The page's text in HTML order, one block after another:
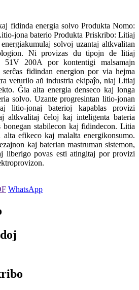
fidinda energia solvo Produkta Nomo:
jona baterio Produkta Priskribo: Litiaj
solvoj uzantaj altkvalitan
Ni provizas du tipojn de litiaj
200A por kontentigi malsamajn
fidindan energion por via hejma
veturilo aŭ industria ekipaĵo, niaj Litiaj
Ĝia alta energia denseco kaj longa
solvo. Uzante progresintan litio-jonan
litio-jonaj baterioj kapablas provizi
altkvalitaj ĉeloj kaj inteligenta bateria
bonegan stabilecon kaj fidindecon. Litia
alta efikeco kaj malalta energikonsumo.
kaj baterian mastruman sistemon,
liberigo povas esti atingitaj por provizi
WhatsApp